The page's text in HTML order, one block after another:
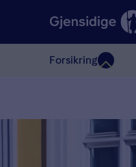
Forsikring